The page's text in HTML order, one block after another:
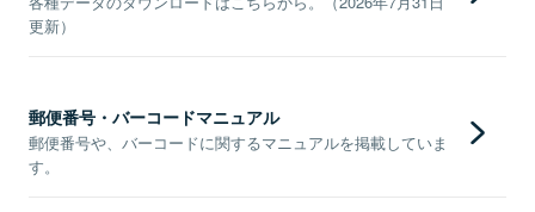
更新）
郵便番号・バーコードマニュアル
郵便番号や、バーコードに関するマニュアルを掲載していま
す。